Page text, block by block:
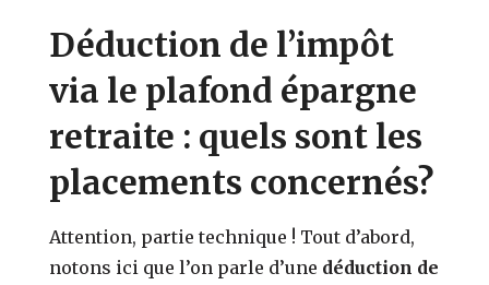
Déduction de l’impôt
via le plafond épargne
retraite : quels sont les
placements concernés?
Attention, partie technique ! Tout d’abord,
notons ici que l’on parle d’une déduction de